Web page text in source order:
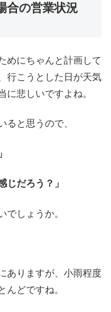
合の営業状況
めにちゃんと計画して
行こうとした日が天気
に悲しいですよね。
ると思うので、
じだろう？」
でしょうか。
ありますが、小雨程度
んどですね。